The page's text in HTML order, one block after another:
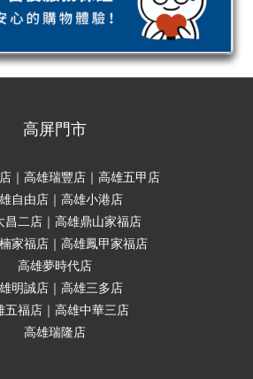
高屏門市
｜高雄瑞豐店｜高雄五甲店
自由店｜高雄小港店
昌二店｜高雄鼎山家福店
家福店｜高雄鳳甲家福店
高雄夢時代店
明誠店｜高雄三多店
五福店｜高雄中華三店
高雄瑞隆店